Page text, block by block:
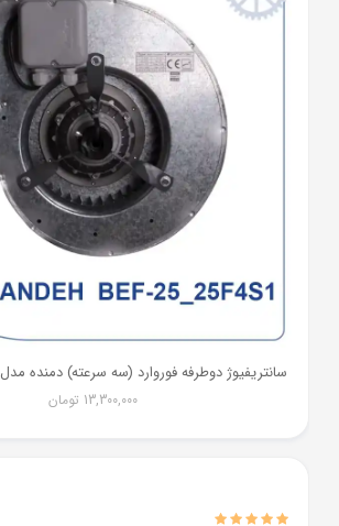
سانتریفیوژ دوطرفه فوروارد (سه سرعته) دمنده مدل BEF-25_25F4S1
13,300,000 تومان